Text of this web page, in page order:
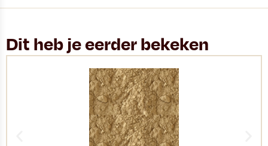
Dit heb je eerder bekeken